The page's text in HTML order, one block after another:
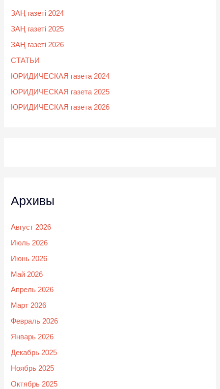
ЗАҢ газеті 2024
ЗАҢ газеті 2025
ЗАҢ газеті 2026
СТАТЬИ
ЮРИДИЧЕСКАЯ газета 2024
ЮРИДИЧЕСКАЯ газета 2025
ЮРИДИЧЕСКАЯ газета 2026
Архивы
Август 2026
Июль 2026
Июнь 2026
Май 2026
Апрель 2026
Март 2026
Февраль 2026
Январь 2026
Декабрь 2025
Ноябрь 2025
Октябрь 2025